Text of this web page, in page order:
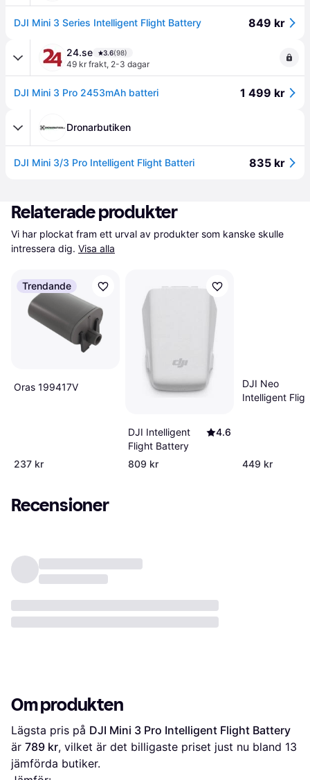
DJI Mini 3 Series Intelligent Flight Battery 849 kr
24.se 3.6(98)
49 kr frakt, 2-3 dagar
DJI Mini 3 Pro 2453mAh batteri 1 499 kr
Dronarbutiken
DJI Mini 3/3 Pro Intelligent Flight Batteri 835 kr
Relaterade produkter
Vi har plockat fram ett urval av produkter som kanske skulle
intressera dig. Visa alla
Trendande
Oras 199417V
237 kr
DJI Intelligent
Flight Battery
4.6
809 kr
DJI Neo
Intelligent
449 kr
Recensioner
Om produkten
Lägsta pris på DJI Mini 3 Pro Intelligent Flight Battery
är 789 kr, vilket är det billigaste priset just nu bland 13
jämförda butiker.